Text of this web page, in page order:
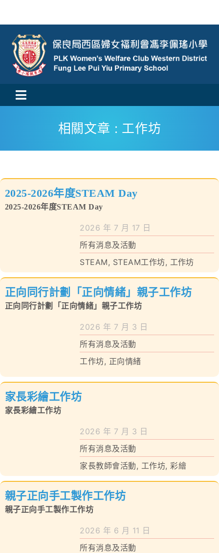
content
Toggle
Navigation
校風及學生支援
對外聯繫
聯絡我們
相關文章 : 工作坊
2025-2026年度STEAM Day
2025-2026年度STEAM Day
2026 年 7 月 17 日
所有消息及活動
STEAM, STEAM工作坊, 工作坊
正向同行計劃「正向情緒」親子工作坊
正向同行計劃「正向情緒」親子工作坊
2026 年 7 月 3 日
所有消息及活動
工作坊, 正向情緒
家長彩繪工作坊
家長彩繪工作坊
2026 年 7 月 3 日
所有消息及活動
家長教師會活動, 工作坊, 彩繪
親子正向手工製作工作坊
親子正向手工製作工作坊
2026 年 6 月 11 日
所有消息及活動